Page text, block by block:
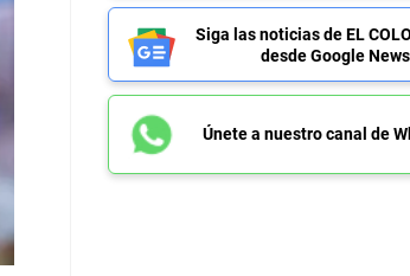
Siga las noticias de EL
desde Google News
Únete a nuestro canal de